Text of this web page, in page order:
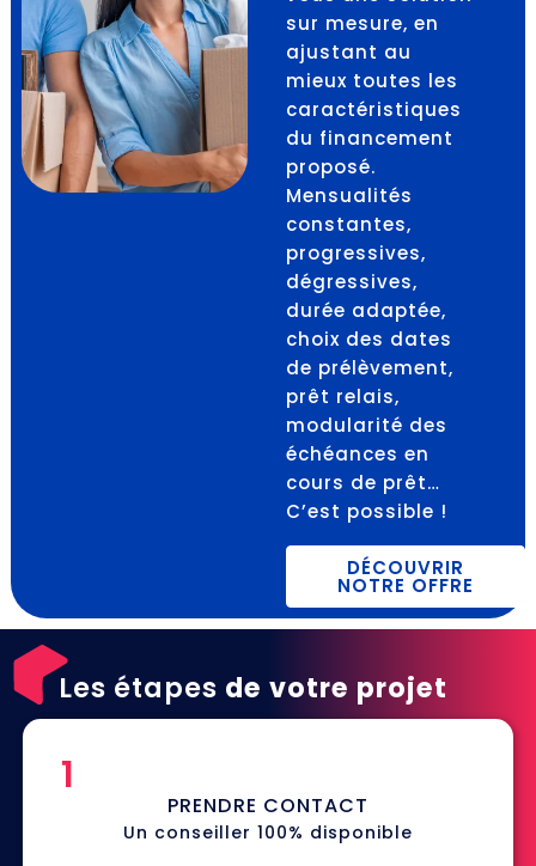
sur mesure, en
ajustant au
mieux toutes les
caractéristiques
du financement
proposé.
Mensualités
constantes,
progressives,
dégressives,
durée adaptée,
choix des dates
de prélèvement,
prêt relais,
modularité des
échéances en
cours de prêt…
C’est possible !
DÉCOUVRIR
NOTRE OFFRE
Les étapes de votre projet
1
PRENDRE CONTACT
Un conseiller 100% disponible